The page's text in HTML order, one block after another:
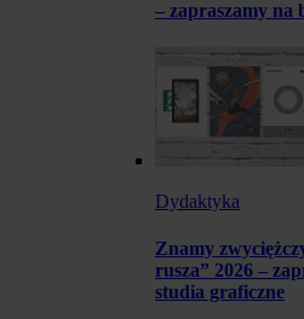
– zapraszamy na
Dydaktyka
Znamy
rusza” 2026 –
studia graficzne